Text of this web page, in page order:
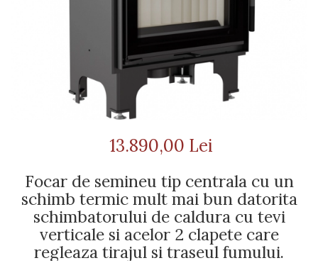
SEMINEE SUSPENDATE PE
SOBE DE GĂTIT PE LEMNE
COSURI DE FUM CERAMICE
KAMIN HORN
ACCESORII COSURI DE FUM
FUM
ADEZIVI SI MORTARE
ACCESORII SPECIALE
SUPORT FOCAR
BLATURI DE LUCRU
CIAUNE & VASE DE GĂTIT
ACCESORII GRATARE
USTENSILE GATIT GRATAR13.890,00 Lei
Focar de semineu tip centrala cu un
schimb termic mult mai bun datorita
schimbatorului de caldura cu tevi
verticale si acelor 2 clapete care
regleaza tirajul si traseul fumului.